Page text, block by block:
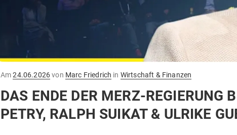
AmGepostet
24.06.2026von Marc Friedrich in Wirtschaft & Finanzen
DAS ENDE DER MERZ-REGIERUNG
PETRY, RALPH SUIKAT & ULRIKE